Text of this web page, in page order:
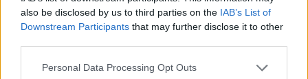
also be disclosed by us to third parties on the IAB’s List of
Downstream Participants that may further disclose it to other
Please note that this website/app uses one or more Google
Personal Data Processing Opt Outs